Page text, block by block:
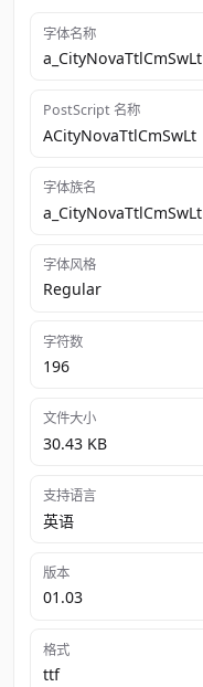
字体名称
a_CityNovaTtlCmSwLt
PostScript 名称
ACityNovaTtlCmSwLt
字体族名
a_CityNovaTtlCmSwLt
字体风格
Regular
字符数
196
文件大小
30.43 KB
支持语言
英语
版本
01.03
格式
ttf